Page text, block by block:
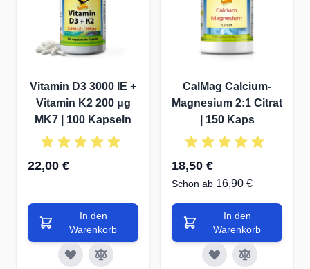
Vitamin D3 3000 IE +
Vitamin K2 200 μg
MK7 | 100 Kapseln
22,00 €
In den
Warenkorb
CalMag Calcium-
Magnesium 2:1 Citrat
| 150 Kaps
18,50 €
Schon ab 16,90 €
In den
Warenkorb